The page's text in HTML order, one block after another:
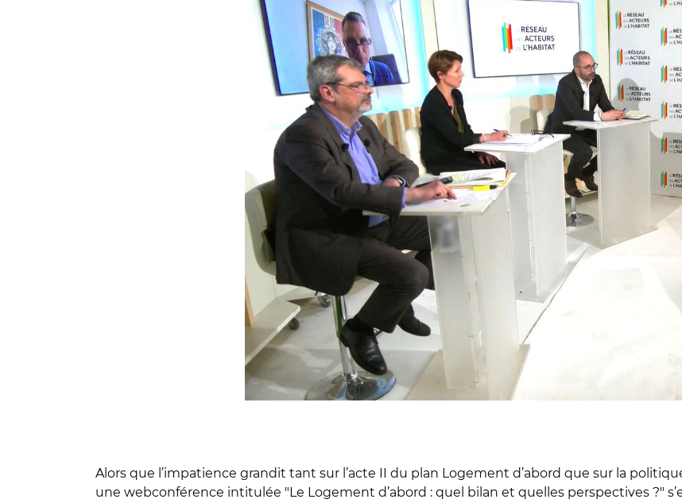
Alors que l’impatience grandit tant sur l’acte II du plan Logement d’abord que sur la
une webconférence intitulée "Le Logement d’abord : quel bilan et quelles perspectives ?"